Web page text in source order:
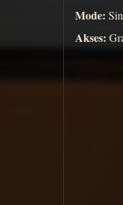
Mode:
Akses: